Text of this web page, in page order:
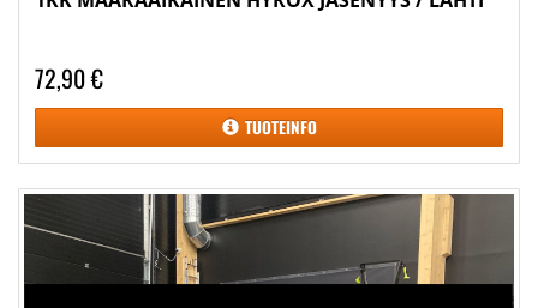
72,90 €
TUOTEINFO